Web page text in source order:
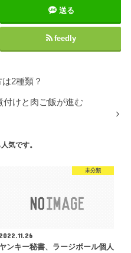
送る
feedly
2種類？
付けと肉ご飯が進む
気です。
未分類
2022.11.26
ヤンキー秘書、ラージボール個人